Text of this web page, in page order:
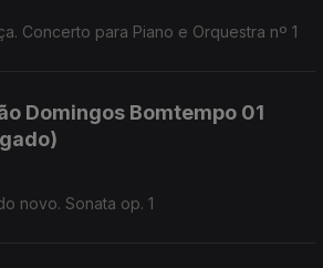
Concerto para Piano e Orquestra nº 1
Domingos Bomtempo 01
novo. Sonata op. 1